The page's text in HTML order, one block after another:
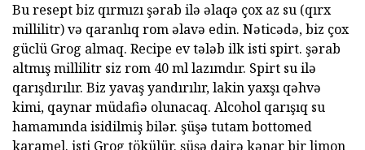
Bu resept biz qırmızı şərab ilə əlaqə çox az su (qırx
millilitr) və qaranlıq rom əlavə edin. Nəticədə, biz çox
güclü Grog almaq. Recipe ev tələb ilk isti spirt. şərab
altmış millilitr siz rom 40 ml lazımdır. Spirt su ilə
qarışdırılır. Biz yavaş yandırılır, lakin yaxşı qəhvə
kimi, qaynar müdafiə olunacaq. Alcohol qarışıq su
hamamında isidilmiş bilər. şüşə tutam bottomed
karamel. isti Grog tökülür. şüşə dairə kənar bir limon